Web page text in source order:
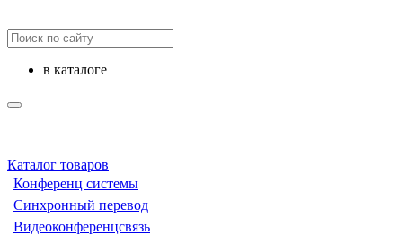
в каталоге
Каталог товаров
Конференц системы
Синхронный перевод
Видеоконференцсвязь